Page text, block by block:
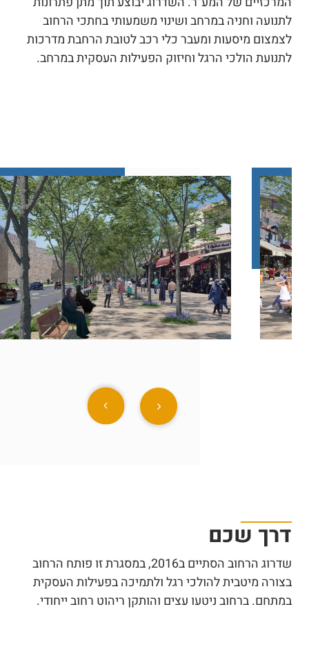
לתנועה וחניה במרחב ושינוי משמעותי בחתכי הרחוב
לצמצום מיסעות ומעבר כלי רכב לטובת הרחבת מדרכות
לתנועת הולכי הרגל וחיזוק הפעילות העסקית במרחב.
דרך שכם
שדרוג הרחוב הסתיים ב2016, במסגרת זו פותח הרחוב
בצורה מיטבית להולכי רגל ולתמיכה בפעילות העסקית
במתחם. ברחוב ניטעו עצים והותקן ריהוט רחוב ייחודי.